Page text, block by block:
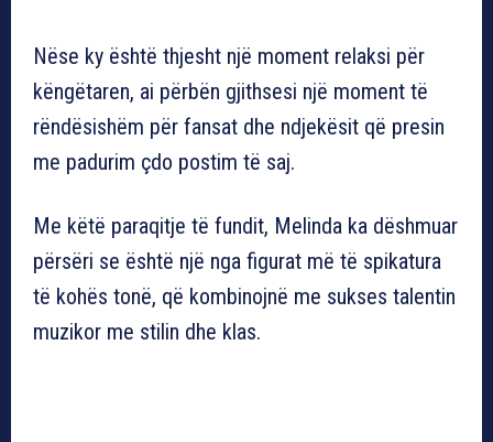
Nëse ky është thjesht një moment relaksi për
këngëtaren, ai përbën gjithsesi një moment të
rëndësishëm për fansat dhe ndjekësit që presin
me padurim çdo postim të saj.
Me këtë paraqitje të fundit, Melinda ka dëshmuar
përsëri se është një nga figurat më të spikatura
të kohës tonë, që kombinojnë me sukses talentin
muzikor me stilin dhe klas.